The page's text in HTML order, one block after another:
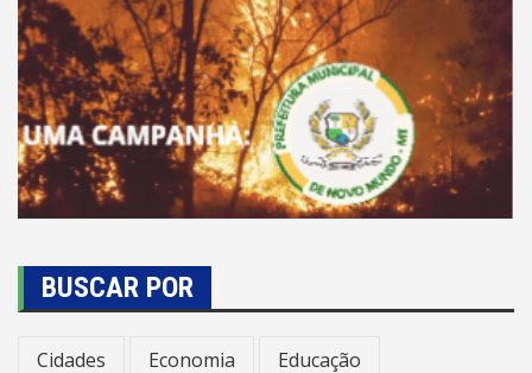
BUSCAR POR
Cidades Economia Educação